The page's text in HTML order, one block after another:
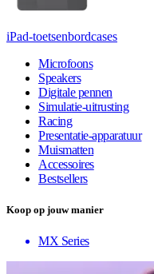
iPad-toetsenbordcases
Microfoons
Speakers
Digitale pennen
Simulatie-uitrusting
Racing
Presentatie-apparatuur
Muismatten
Accessoires
Bestsellers
Koop op jouw manier
MX Series